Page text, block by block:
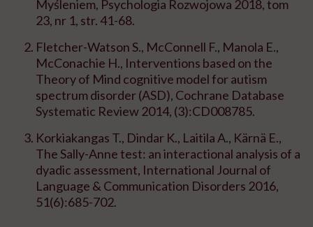
Myśleniem, Psychologia Rozwojowa 2018, tom
23, nr 1, str. 41-68.
Fletcher-Watson S., McConnell F., Manola E.,
McConachie H., Interventions based on the
Theory of Mind cognitive model for autism
spectrum disorder (ASD), Cochrane Database
Systematic Review 2014, (3):CD008785.
Korkiakangas T., Dindar K., Laitila A., Kärnä E.,
The Sally-Anne test: an interactional analysis of a
dyadic assessment, International Journal of
Language & Communication Disorders 2016,
51(6):685-702.